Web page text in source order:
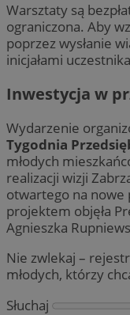
Warsztaty są
ograniczona. Aby
poprzez wysłanie
inicjałami
Inwestycja w
Wydarzenie
Tygodnia
młodych
realizacji wizji
otwartego na nowe
projektem objęła
Agnieszka
Nie zwlekaj –
młodych, którzy
Słuchaj